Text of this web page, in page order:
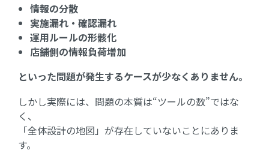
情報の分散
実施漏れ・確認漏れ
運用ルールの形骸化
店舗側の情報負荷増加
といった問題が発生するケースが少なくありません。
しかし実際には、問題の本質は“ツールの数”ではな
く、
「全体設計の地図」が存在していないことにありま
す。